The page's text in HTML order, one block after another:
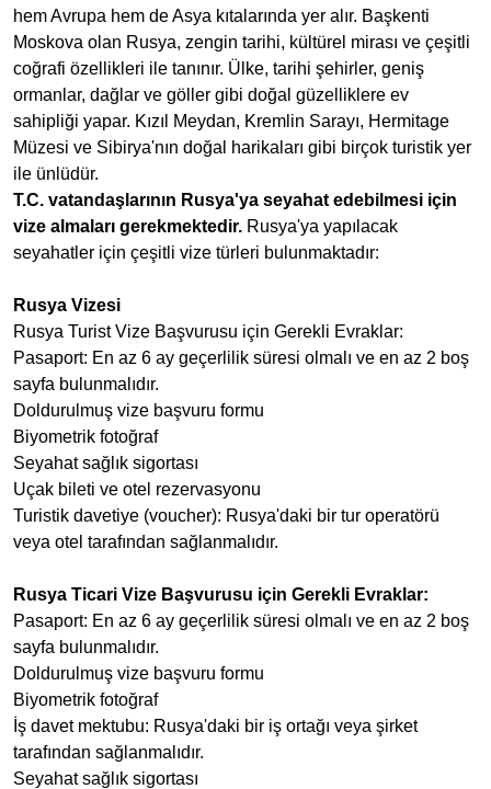
hem Avrupa hem de Asya kıtalarında yer alır. Başkenti
Moskova olan Rusya, zengin tarihi, kültürel mirası ve çeşitli
coğrafi özellikleri ile tanınır. Ülke, tarihi şehirler, geniş
ormanlar, dağlar ve göller gibi doğal güzelliklere ev
sahipliği yapar. Kızıl Meydan, Kremlin Sarayı, Hermitage
Müzesi ve Sibirya'nın doğal harikaları gibi birçok turistik yer
ile ünlüdür.
T.C. vatandaşlarının Rusya'ya seyahat edebilmesi için
vize almaları gerekmektedir. Rusya'ya yapılacak
seyahatler için çeşitli vize türleri bulunmaktadır:
Rusya Vizesi
Rusya Turist Vize Başvurusu için Gerekli Evraklar:
Pasaport: En az 6 ay geçerlilik süresi olmalı ve en az 2 boş
sayfa bulunmalıdır.
Doldurulmuş vize başvuru formu
Biyometrik fotoğraf
Seyahat sağlık sigortası
Uçak bileti ve otel rezervasyonu
Turistik davetiye (voucher): Rusya'daki bir tur operatörü
veya otel tarafından sağlanmalıdır.
Rusya Ticari Vize Başvurusu için Gerekli Evraklar:
Pasaport: En az 6 ay geçerlilik süresi olmalı ve en az 2 boş
sayfa bulunmalıdır.
Doldurulmuş vize başvuru formu
Biyometrik fotoğraf
İş davet mektubu: Rusya'daki bir iş ortağı veya şirket
tarafından sağlanmalıdır.
Seyahat sağlık sigortası